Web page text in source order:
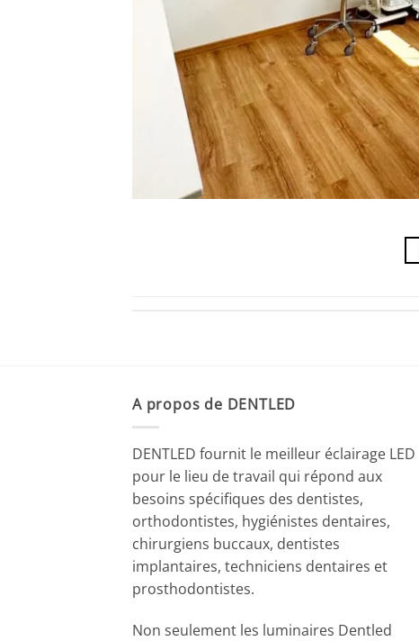
A propos de DENTLED
DENTLED fournit le meilleur éclairage LED
pour le lieu de travail qui répond aux
besoins spécifiques des dentistes,
orthodontistes, hygiénistes dentaires,
chirurgiens buccaux, dentistes
implantaires, techniciens dentaires et
prosthodontistes.
Non seulement les luminaires Dentled